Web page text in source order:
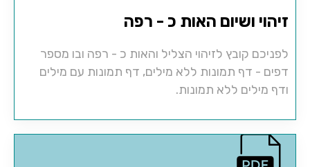
זיהוי ושיום האות כ - רפה
לפניכם קובץ לזיהוי הצליל והאות כ - רפה ובו מספר
דפים - דף תמונות ללא מילים, דף תמונות עם מילים
ודף מילים ללא תמונות.